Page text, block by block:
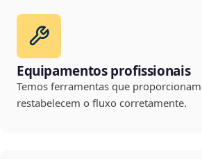
Equipamentos profissionais
Temos ferramentas que
restabelecem o fluxo corretamente.